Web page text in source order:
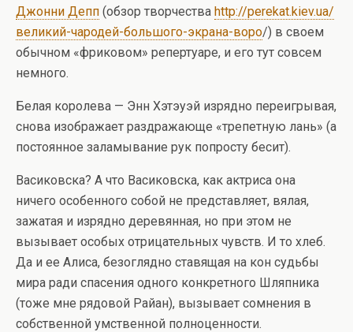
Джонни Депп (обзор творчества http://perekat.kiev.ua/
великий-чародей-большого-экрана-воро/) в своем
обычном «фриковом» репертуаре, и его тут совсем
немного.
Белая королева — Энн Хэтэуэй изрядно переигрывая,
снова изображает раздражающе «трепетную лань» (а
постоянное заламывание рук попросту бесит).
Васиковска? А что Васиковска, как актриса она
ничего особенного собой не представляет, вялая,
зажатая и изрядно деревянная, но при этом не
вызывает особых отрицательных чувств. И то хлеб.
Да и ее Алиса, безоглядно ставящая на кон судьбы
мира ради спасения одного конкретного Шляпника
(тоже мне рядовой Райан), вызывает сомнения в
собственной умственной полноценности.